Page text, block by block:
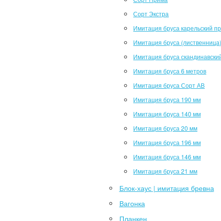
Сорт Экстра
Имитация бруса карельский
Имитация бруса (лиственница)
Имитация бруса
Имитация бруса 6 метров
Имитация бруса Сорт АВ
Имитация бруса 190 мм
Имитация бруса 140 мм
Имитация бруса 20 мм
Имитация бруса 196 мм
Имитация бруса 146 мм
Имитация бруса 21 мм
Блок-хаус | имитация бревна
Вагонка
Планкен